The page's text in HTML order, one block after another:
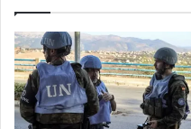
A
f
g
a
n
y
g
o
t
o